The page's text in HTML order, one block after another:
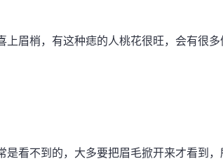
上眉梢，有这种痣的人桃花很旺，会有很
是看不到的，大多要把眉毛掀开来才看到